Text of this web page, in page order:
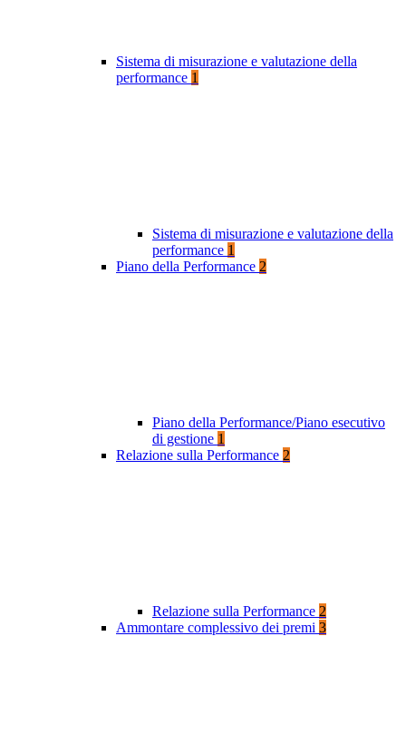
Sistema di misurazione e valutazione della
performance 1
Sistema di misurazione e valutazione della
performance 1
Piano della Performance 2
Piano della Performance/Piano esecutivo
di gestione 1
Relazione sulla Performance 2
Relazione sulla Performance 2
Ammontare complessivo dei premi 3